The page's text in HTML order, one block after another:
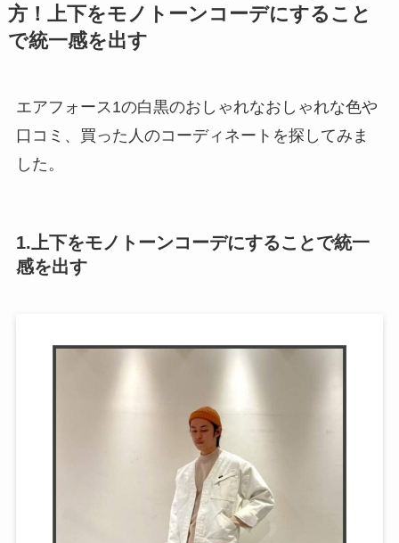
方！上下をモノトーンコーデにすること
で統一感を出す
エアフォース1の白黒のおしゃれなおしゃれな色や
口コミ、買った人のコーディネートを探してみま
した。
1.上下をモノトーンコーデにすることで統一
感を出す